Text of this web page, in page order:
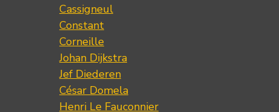
Cassigneul
Constant
Corneille
Johan Dijkstra
Jef Diederen
César Domela
Henri Le Fauconnier